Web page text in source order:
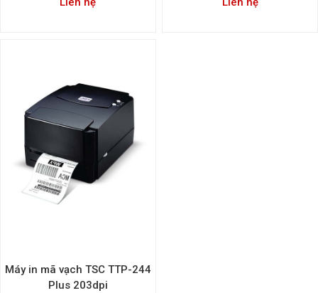
Máy in mã vạch TSC TTP-244
Plus 203dpi